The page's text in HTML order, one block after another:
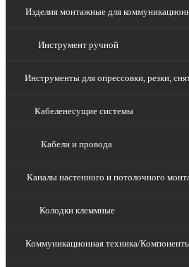
Изделия монтажные для
Инструмент ручной
Инструменты для опрессовки, резки,
Кабеленесущие системы
Кабели и провода
Каналы настенного и потолочного
Колодки клеммные
Коммуникационная техника/